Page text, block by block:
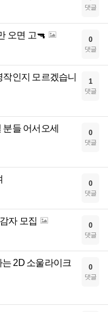
댓글
오면 고🔫 0
댓글
인지 모르겠습니
1
댓글
들 어서오세
0
댓글
0
댓글
자 모집 0
댓글
2D 소울라이크
0
댓글